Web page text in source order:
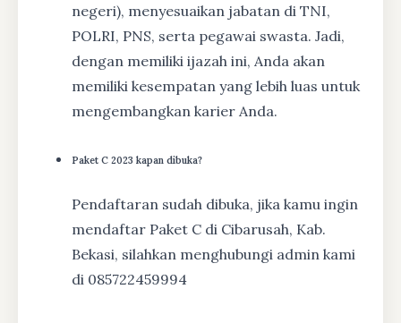
negeri), menyesuaikan jabatan di TNI,
POLRI, PNS, serta pegawai swasta. Jadi,
dengan memiliki ijazah ini, Anda akan
memiliki kesempatan yang lebih luas untuk
mengembangkan karier Anda.
Paket C 2023 kapan dibuka?
Pendaftaran sudah dibuka, jika kamu ingin
mendaftar Paket C di Cibarusah, Kab.
Bekasi, silahkan menghubungi admin kami
di 085722459994